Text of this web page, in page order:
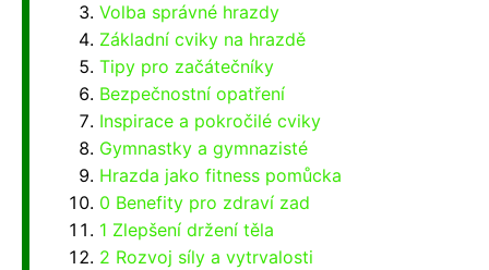
Volba správné hrazdy
Základní cviky na hrazdě
Tipy pro začátečníky
Bezpečnostní opatření
Inspirace a pokročilé cviky
Gymnastky a gymnazisté
Hrazda jako fitness pomůcka
0 Benefity pro zdraví zad
1 Zlepšení držení těla
2 Rozvoj síly a vytrvalosti